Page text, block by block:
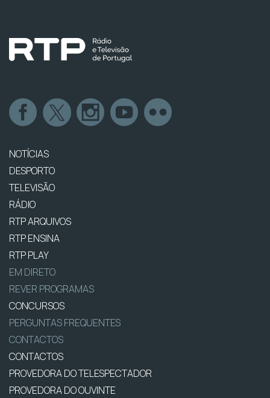
NOTÍCIAS
DESPORTO
TELEVISÃO
RÁDIO
RTP ARQUIVOS
RTP ENSINA
RTP PLAY
EM DIRETO
REVER PROGRAMAS
CONCURSOS
PERGUNTAS FREQUENTES
CONTACTOS
CONTACTOS
PROVEDORA DO TELESPECTADOR
PROVEDORA DO OUVINTE